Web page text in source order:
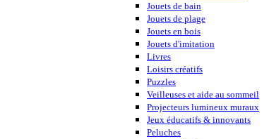
Jouets de bain
Jouets de plage
Jouets en bois
Jouets d'imitation
Livres
Loisirs créatifs
Puzzles
Veilleuses et aide au sommeil
Projecteurs lumineux muraux
Jeux éducatifs & innovants
Peluches